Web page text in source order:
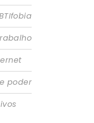
poder